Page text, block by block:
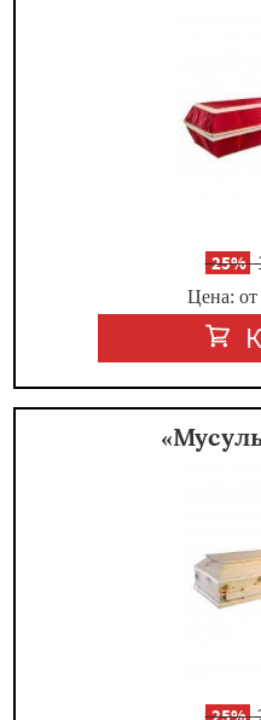
-25%
Цена: от